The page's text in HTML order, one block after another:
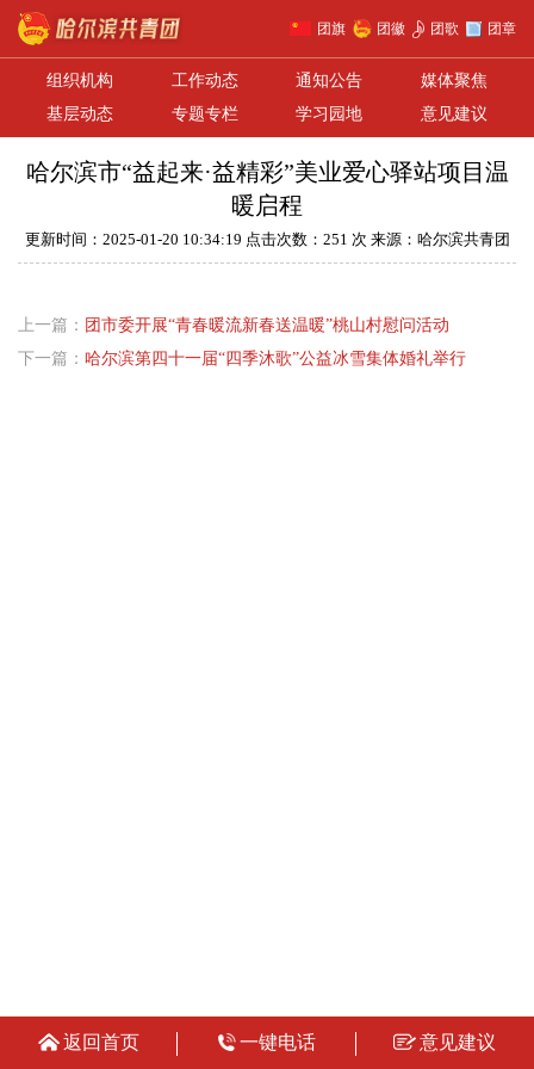
团旗 团徽 团歌 团章
组织机构 工作动态 通知公告
媒体聚焦
基层动态
专题专栏 学习园地 意见建议
哈尔滨市“益起来·益精彩”美业爱心驿站项目温
暖启程
更新时间：2025-01-20 10:34:19 点击次数：251 次 来源：哈尔滨共青团
上一篇： 团市委开展“青春暖流新春送温暖”桃山村慰问活动
下一篇： 哈尔滨第四十一届“四季沐歌”公益冰雪集体婚礼举行
返回首页 一键电话 意见建议